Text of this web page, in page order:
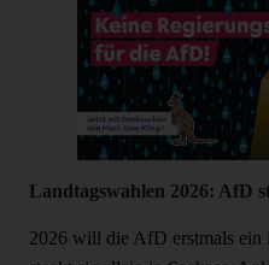
Landtagswahlen 2026: AfD
2026 will die AfD erstmals ein